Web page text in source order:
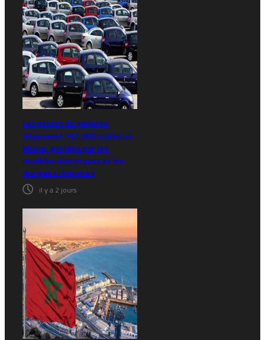
Les ventes de voitures
dépassent 152.000 unités au
Maroc, portées par les
modèles électriques et les
marques chinoises
il y a 2 jours